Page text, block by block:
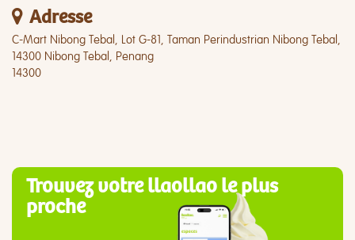
Adresse
C-Mart Nibong Tebal, Lot G-81, Taman Perindustrian Nibong Tebal,
14300 Nibong Tebal, Penang
14300
Trouvez votre llaollao le plus
proche